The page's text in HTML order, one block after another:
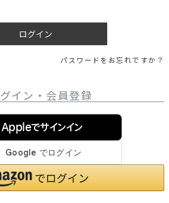
ログイン
パスワードをお忘れですか？
イン・会員登録
でサインイン